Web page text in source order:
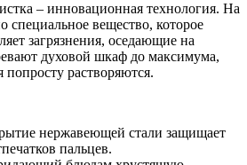
– инновационная технология. На
специальное вещество, которое
загрязнения, оседающие на
духовой шкаф до максимума,
попросту растворяются.
нержавеющей стали защищает
пальцев.